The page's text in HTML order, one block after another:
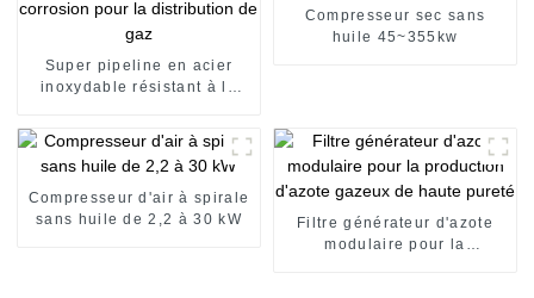
Super pipeline en acier
inoxydable résistant à la
Compresseur sec sans
huile 45~355kw
Compresseur d'air à spirale
sans huile de 2,2 à 30 kW
Filtre générateur d'azote
modulaire pour la